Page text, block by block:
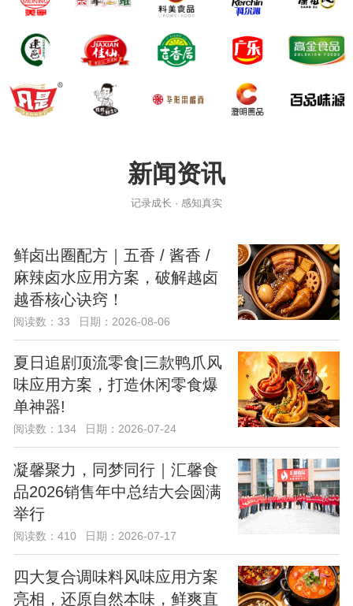
新闻资讯
记录成长 · 感知真实
鲜卤出圈配方｜五香 / 酱香 /
麻辣卤水应用方案，破解越卤
越香核心诀窍！
阅读数：33 日期：2026-08-06
夏日追剧顶流零食|三款鸭爪风
味应用方案，打造休闲零食爆
单神器!
阅读数：134 日期：2026-07-24
凝馨聚力，同梦同行｜汇馨食
品2026销售年中总结大会圆满
举行
阅读数：410 日期：2026-07-17
四大复合调味料风味应用方案
亮相，还原自然本味，鲜爽直